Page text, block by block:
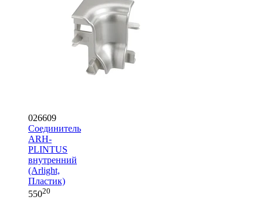
026609
Соединитель
ARH-
PLINTUS
внутренний
(Arlight,
Пластик)
55020